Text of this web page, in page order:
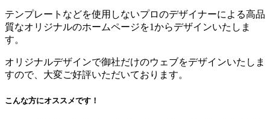
テンプレートなどを使用しないプロのデザイナーによる高品
質なオリジナルのホームページを1からデザインいたしま
す。
オリジナルデザインで御社だけのウェブをデザインいたしま
すので、大変ご好評いただいております。
こんな方にオススメです！